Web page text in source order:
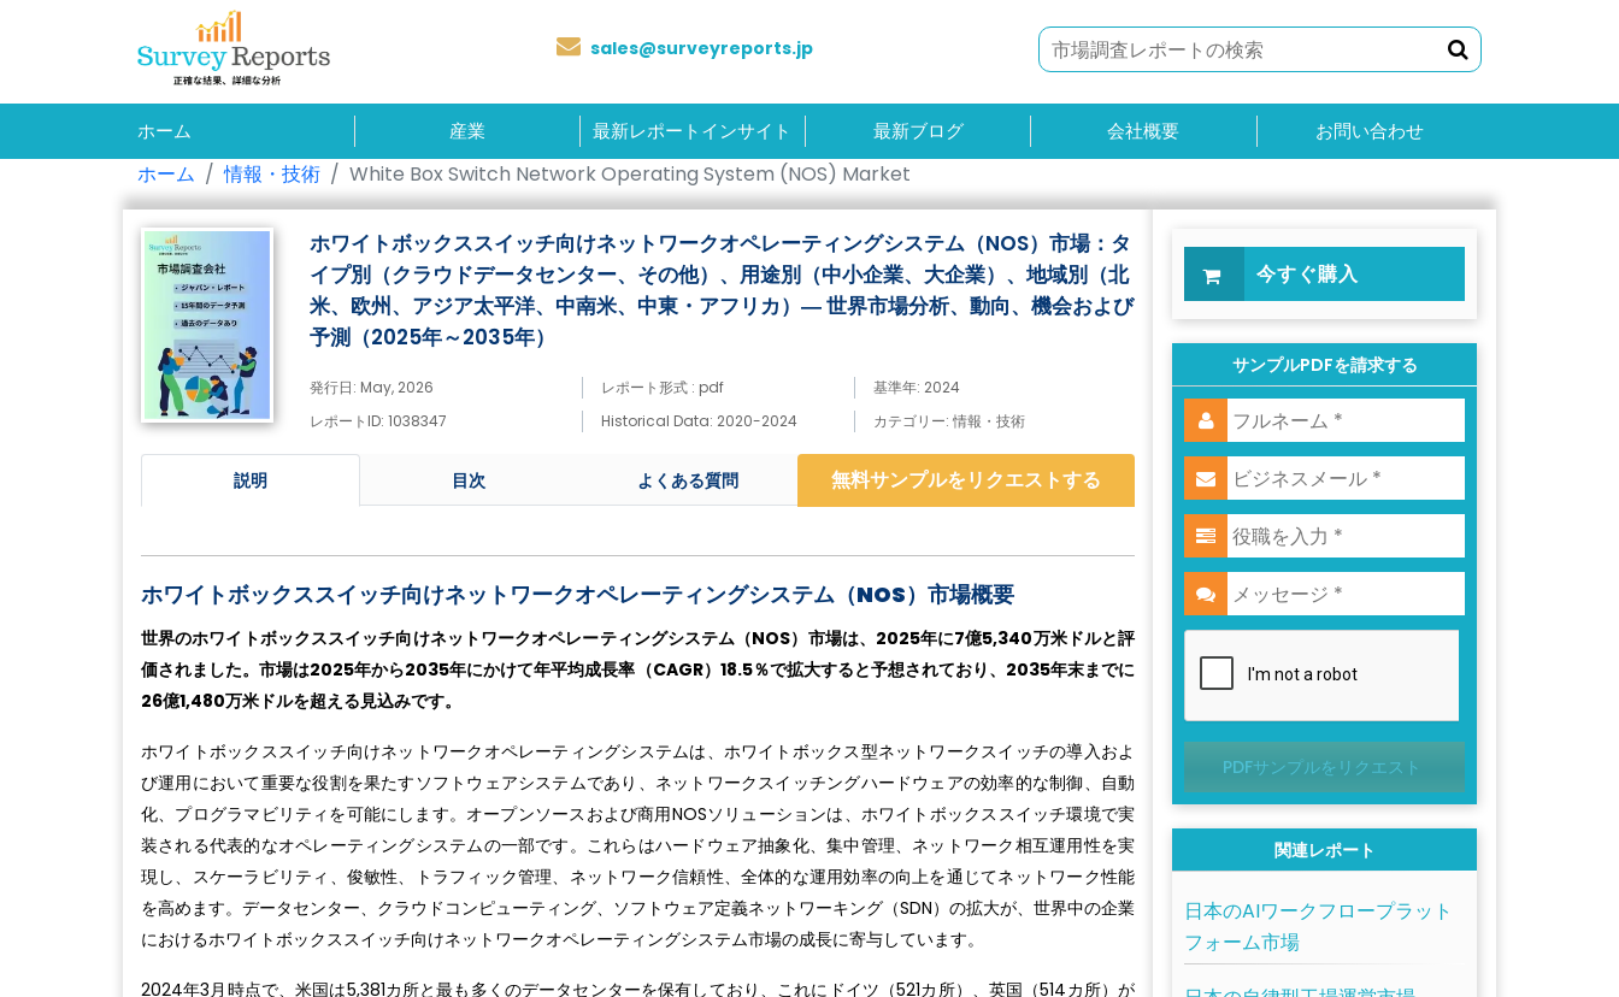
sales@surveyreports.jp
ホーム 産業 最新レポートインサイト 最新ブログ 会社概要 お問い合わせ
ホーム 情報・技術 White Box Switch Network Operating System (NOS) Market
ホワイトボックススイッチ向けネットワークオペレーティングシステム（NOS）市場：タ
イプ別（クラウドデータセンター、その他）、用途別（中小企業、大企業）、地域別（北
米、欧州、アジア太平洋、中南米、中東・アフリカ）― 世界市場分析、動向、機会および
予測（2025年～2035年）
発行日: May, 2026 レポート形式 : pdf
基準年: 2024
レポートID: 1038347
Historical Data: 2020-2024 カテゴリー: 情報・技術
説明 目次 よくある質問 無料サンプルをリクエストする
ホワイトボックススイッチ向けネットワークオペレーティングシステム（NOS）市場概要
世界のホワイトボックススイッチ向けネットワークオペレーティングシステム（NOS）市場は、2025年に7億5,340万米ドルと評
価されました。市場は2025年から2035年にかけて年平均成長率（CAGR）18.5％で拡大すると予想されており、2035年末までに
26億1,480万米ドルを超える見込みです。
ホワイトボックススイッチ向けネットワークオペレーティングシステムは、ホワイトボックス型ネットワークスイッチの導入およ
び運用において重要な役割を果たすソフトウェアシステムであり、ネットワークスイッチングハードウェアの効率的な制御、自動
化、プログラマビリティを可能にします。オープンソースおよび商用NOSソリューションは、ホワイトボックススイッチ環境で実
装される代表的なオペレーティングシステムの一部です。これらはハードウェア抽象化、集中管理、ネットワーク相互運用性を実
現し、スケーラビリティ、俊敏性、トラフィック管理、ネットワーク信頼性、全体的な運用効率の向上を通じてネットワーク性能
を高めます。データセンター、クラウドコンピューティング、ソフトウェア定義ネットワーキング（SDN）の拡大が、世界中の企業
におけるホワイトボックススイッチ向けネットワークオペレーティングシステム市場の成長に寄与しています。
2024年3月時点で、米国は5,381カ所と最も多くのデータセンターを保有しており、これにドイツ（521カ所）、英国（514カ所）が
今すぐ購入
サンプルPDFを請求する
PDFサンプルをリクエスト
関連レポート
日本のAIワークフロープラット
フォーム市場